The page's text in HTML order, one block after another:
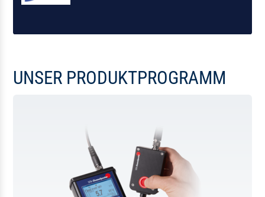
UNSER PRODUKTPROGRAMM